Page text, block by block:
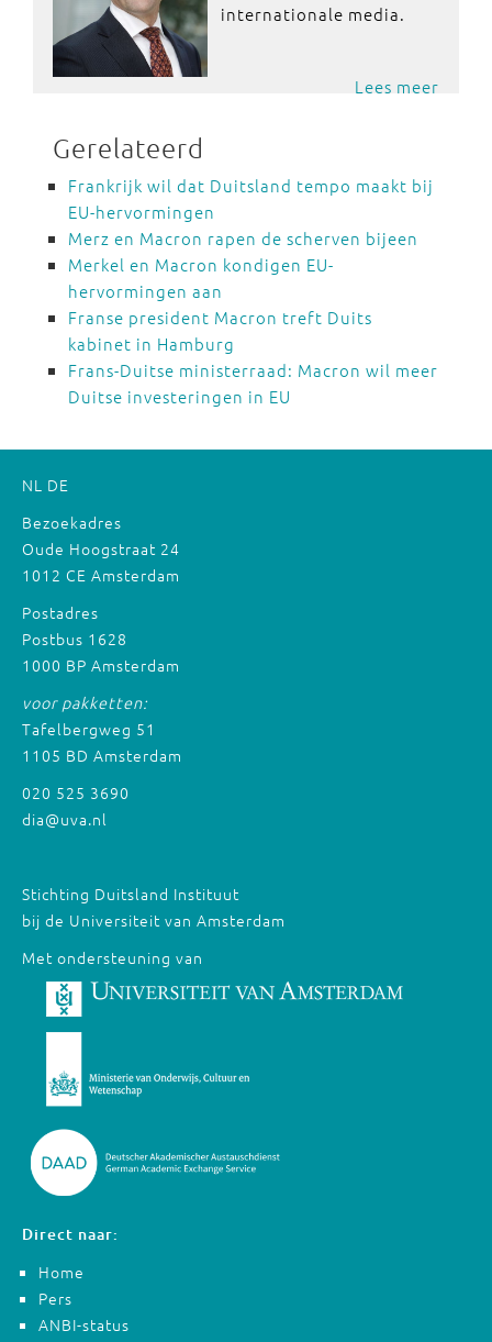
internationale media.
Lees meer
Gerelateerd
Frankrijk wil dat Duitsland tempo maakt bij
EU-hervormingen
Merz en Macron rapen de scherven bijeen
Merkel en Macron kondigen EU-
hervormingen aan
Franse president Macron treft Duits
kabinet in Hamburg
Frans-Duitse ministerraad: Macron wil meer
Duitse investeringen in EU
NL DE
Bezoekadres
Oude Hoogstraat 24
1012 CE Amsterdam
Postadres
Postbus 1628
1000 BP Amsterdam
voor pakketten:
Tafelbergweg 51
1105 BD Amsterdam
020 525 3690
dia@uva.nl
Stichting Duitsland Instituut
bij de Universiteit van Amsterdam
Met ondersteuning van
Direct naar:
Home
Pers
ANBI-status